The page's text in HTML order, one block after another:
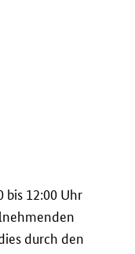
12:00 Uhr
durch den